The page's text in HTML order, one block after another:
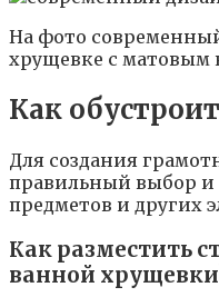
На фото
хрущевке с
Как
Для создания
правильный выбор и
предметов и других
Как разместить
ванной